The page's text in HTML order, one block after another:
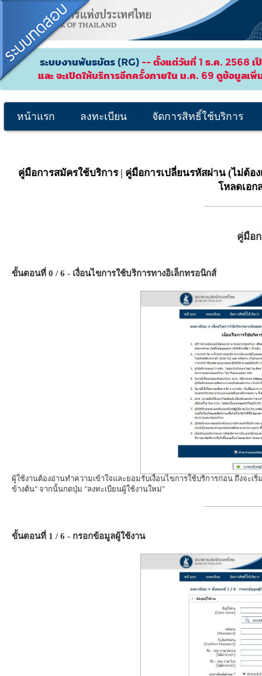
ระบบงานพันธบัตร (RG) -- ตั้งแต่วันที่ 1 ธ.ค. 2568 เ
และ จะเปิดให้บริการอีกครั้งภายใน ม.ค. 69 ดูข้อมูลเพิ่
หน้าแรก ลงทะเบียน จัดการสิทธิ์ใช้บริการ
คู่มือการสมัครใช้บริการ| คู่มือการเปลี่ยนรหัสผ่าน (ไม่ต้อ
โหลดเอก
คู่มือ
ขั้นตอนที่ 0 / 6 - เงื่อนไขการใช้บริการทางอิเล็กทรอนิกส์
ผู้ใช้งานต้องอ่านทำความเข้าใจและยอมรับเงื่อนไขการใช้บริการก่อน ถึงจะ
ข้างต้น" จากนั้นกดปุ่ม "ลงทะเบียนผู้ใช้งานใหม่"
ขั้นตอนที่ 1 / 6 - กรอกข้อมูลผู้ใช้งาน